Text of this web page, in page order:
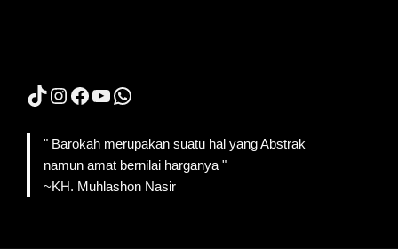
TikTok
Instagram
Facebook
YouTube
WhatsApp
" Barokah merupakan suatu hal yang Abstrak
namun amat bernilai harganya "
~KH. Muhlashon Nasir